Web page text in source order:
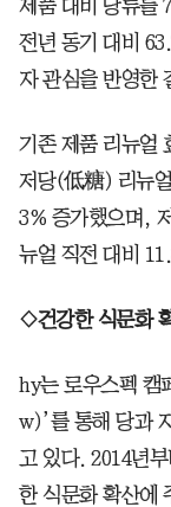
제품 대비 당류를
전년 동기 대비
자 관심을 반영한
기존 제품 리뉴얼
저당(低糖) 리뉴
3% 증가했으며,
뉴얼 직전 대비
◇건강한 식문화
hy는 로우스펙
w)’를 통해 당과
고 있다. 2014년
한 식문화 확산에